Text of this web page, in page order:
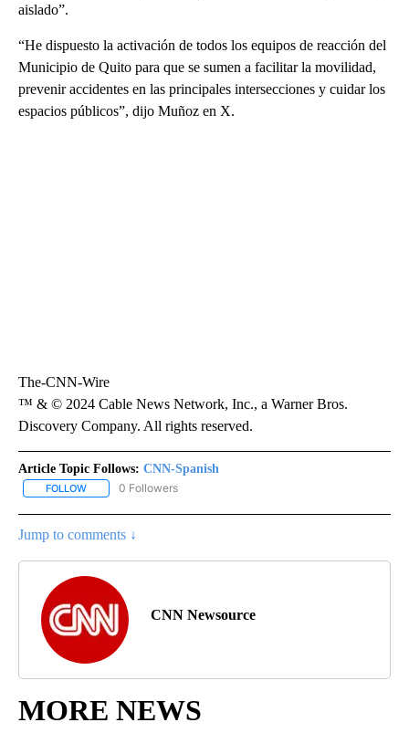
aislado”.
“He dispuesto la activación de todos los equipos de reacción del
Municipio de Quito para que se sumen a facilitar la movilidad,
prevenir accidentes en las principales intersecciones y cuidar los
espacios públicos”, dijo Muñoz en X.
The-CNN-Wire
™ & © 2024 Cable News Network, Inc., a Warner Bros.
Discovery Company. All rights reserved.
Article Topic Follows: CNN-Spanish
FOLLOW FOLLOW "CNN-SPANISH" TO RECEIVE NOTIFICATIONS ABOUT
0 Followers
Jump to comments ↓
CNN Newsource
MORE NEWS